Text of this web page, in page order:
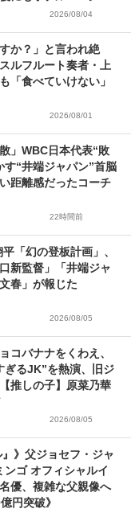
2026/08/04
か？」と言われ絶
ルフルート奏者・上
「食べていけない」
2026/08/01
」WBC日本代表“敗
“井端ジャパン”首脳
距離感だったコーチ
22時間前
「幻の登板計画」、
新監督」「井端ジャ
春」が報じた
2026/08/05
コバナナをくわえ、
るJK”を熱演、旧ジ
推しの子】原菜乃華
2026/08/05
》父ジョセフ・ジャ
ゴ オフィシャルイ
優、複雑な父親像へ
円突破》